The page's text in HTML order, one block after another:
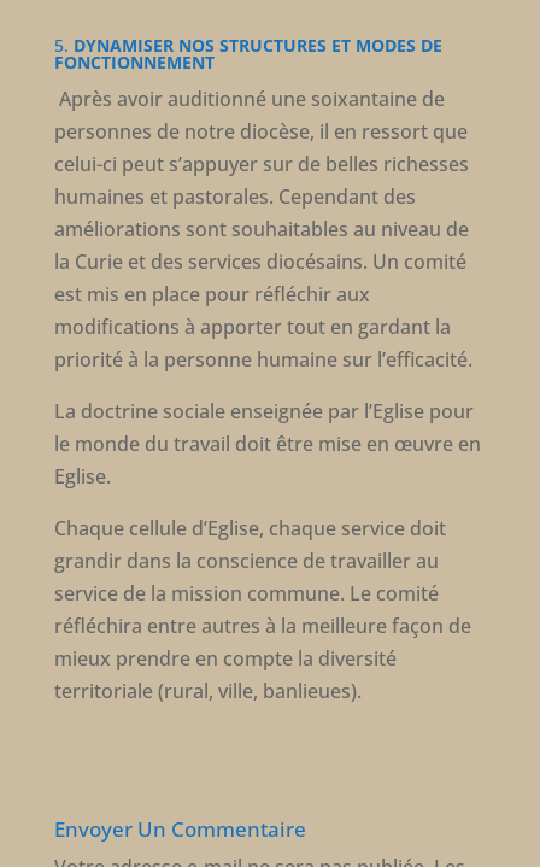
5. DYNAMISER NOS STRUCTURES ET MODES DE
FONCTIONNEMENT
Après avoir auditionné une soixantaine de
personnes de notre diocèse, il en ressort que
celui-ci peut s’appuyer sur de belles richesses
humaines et pastorales. Cependant des
améliorations sont souhaitables au niveau de
la Curie et des services diocésains. Un comité
est mis en place pour réfléchir aux
modifications à apporter tout en gardant la
priorité à la personne humaine sur l’efficacité.
La doctrine sociale enseignée par l’Eglise pour
le monde du travail doit être mise en œuvre en
Eglise.
Chaque cellule d’Eglise, chaque service doit
grandir dans la conscience de travailler au
service de la mission commune. Le comité
réfléchira entre autres à la meilleure façon de
mieux prendre en compte la diversité
territoriale (rural, ville, banlieues).
Envoyer Un Commentaire